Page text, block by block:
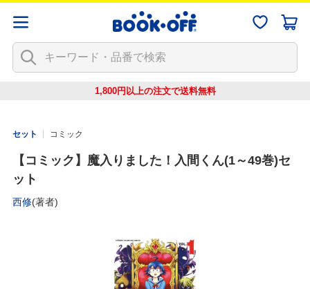
1,800円以上の注文で送料無料
セット コミック
【コミック】魔入りました！入間くん(1～49巻)セ
ット
西修(著者)